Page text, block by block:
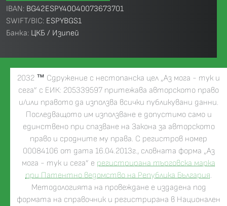
IBAN: BG42ESPY40040073673701
SWIFT/BIC: ESPYBGS1
Банка: ЦКБ / Изипей
2032 ™ Сдружение с нестопанска цел „Аз мога - тук и
сега” с ЕИК: 205339597 притежава авторското право
и/или правото да използва всички публикувани данни.
Последващото им използване е допустимо само и
единствено при спазване на Закона за авторското
право и сродните му права. С регистров номер
00084106 от дата 16.04.2013г., словната форма „Аз
мога - тук и сега” е регистрирана търговска марка
при Патентно ведомство на Република България.
Методологията на провеждане е издадена под
формата на справочник и регистрирана в Национален